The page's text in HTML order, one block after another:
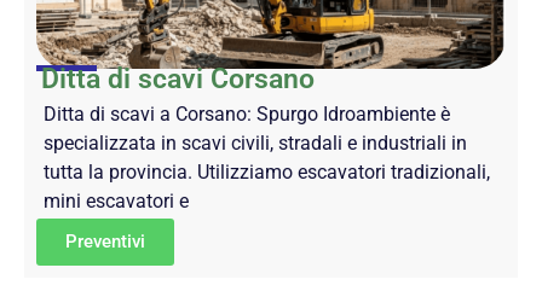
Ditta di scavi Corsano
Ditta di scavi a Corsano: Spurgo Idroambiente è
specializzata in scavi civili, stradali e industriali in
tutta la provincia. Utilizziamo escavatori tradizionali,
mini escavatori e
Preventivi